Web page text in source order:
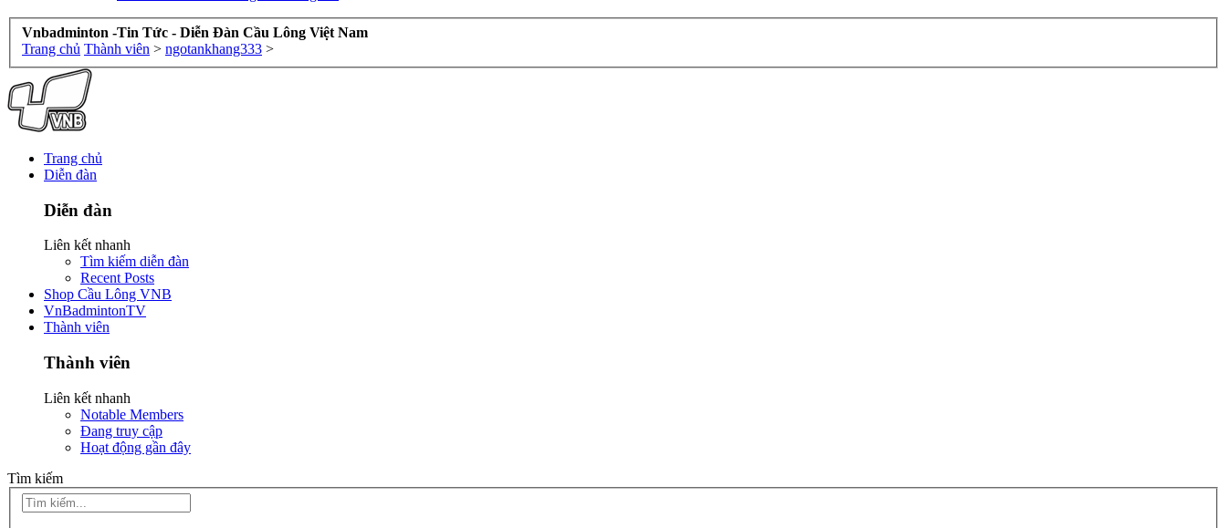
Vnbadminton -Tin Tức - Diễn Đàn Cầu Lông Việt Nam
Trang chủ Thành viên > ngotankhang333 >
Trang chủ
Diễn đàn
Diễn đàn
Liên kết nhanh
Tìm kiếm diễn đàn
Recent Posts
Shop Cầu Lông VNB
VnBadmintonTV
Thành viên
Thành viên
Liên kết nhanh
Notable Members
Đang truy cập
Hoạt động gần đây
Tìm kiếm